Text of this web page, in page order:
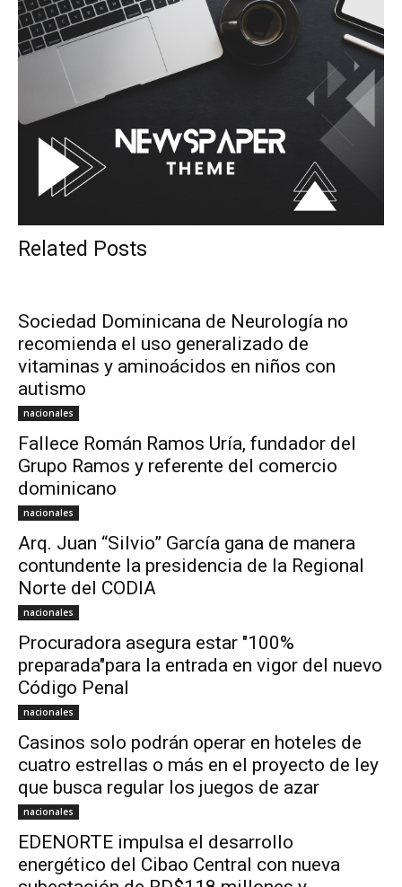
Related Posts
Sociedad Dominicana de Neurología no
recomienda el uso generalizado de
vitaminas y aminoácidos en niños con
autismo
nacionales
Fallece Román Ramos Uría, fundador del
Grupo Ramos y referente del comercio
dominicano
nacionales
Arq. Juan “Silvio” García gana de manera
contundente la presidencia de la Regional
Norte del CODIA
nacionales
Procuradora asegura estar "100%
preparada"para la entrada en vigor del nuevo
Código Penal
nacionales
Casinos solo podrán operar en hoteles de
cuatro estrellas o más en el proyecto de ley
que busca regular los juegos de azar
nacionales
EDENORTE impulsa el desarrollo
energético del Cibao Central con nueva